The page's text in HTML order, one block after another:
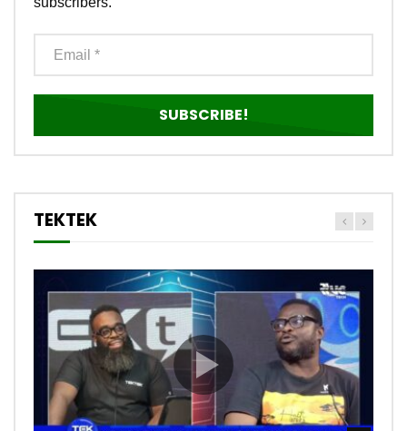
TEKTEK